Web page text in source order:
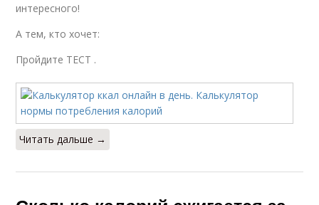
интересного!
А тем, кто хочет:
Пройдите ТЕСТ .
Читать дальше →